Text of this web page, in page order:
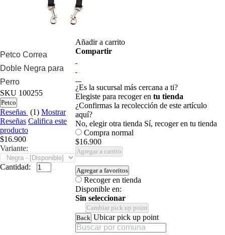
Petco Correa
Doble Negra para
Perro
SKU 100255
Petco
Reseñas (1) Mostrar
Reseñas Califica este
producto
$16.900
Variante:
Cantidad:
Añadir a carrito
Compartir
¿Es la sucursal más cercana a ti?
Elegiste para recoger en tu tienda
¿Confirmas la recolección de este artículo
aquí?
No, elegir otra tienda Sí, recoger en tu tienda
Compra normal
$16.900
Agregar a carrito
Agregar a favoritos
Recoger en tienda
Disponible en:
Sin seleccionar
Cambiar pick up point
Back Ubicar pick up point